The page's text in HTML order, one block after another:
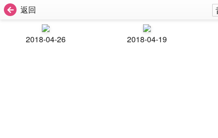
返回
2018-04-26 2018-04-19